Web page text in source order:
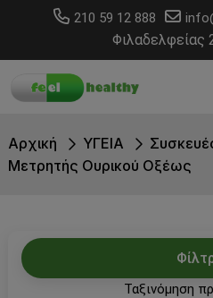
210 59 12 888
Φιλαδελφείας
Αρχική ΥΓΕΙΑ
Μετρητής Ουρικού Οξέως
Ταξινόμηση